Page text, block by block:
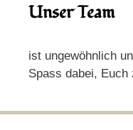
Unser Team
ist ungewöhnlich
Spass dabei, Euch